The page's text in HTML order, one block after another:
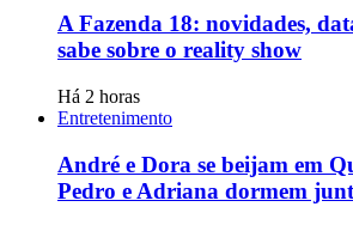
A Fazenda 18: novidades,
sabe sobre o reality show
Há 2 horas
Entretenimento
André e Dora se beijam em
Pedro e Adriana dormem